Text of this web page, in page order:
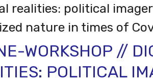
realities: political
nature in times of
WORKSHOP //
POLITICAL